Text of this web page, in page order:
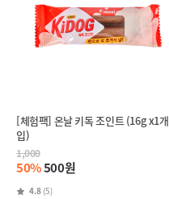
[체험팩] 온날 키독 조인트 (16g x1개
입)
1,000
50%500원
4.8 (5)